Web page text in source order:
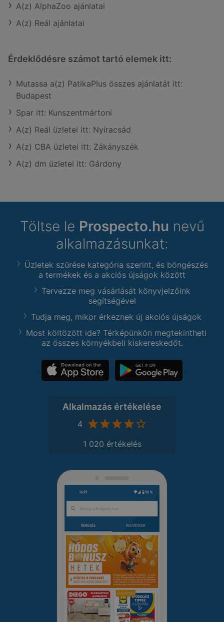
A(z) AlphaZoo ajánlatai
A(z) Reál ajánlatai
Érdeklődésre számot tartó elemek itt:
Mutassa a(z) PatikaPlus összes ajánlatát itt:
Budapest
Spar itt: Kunszentmártoni
A(z) Reál üzletei itt: Nyíracsád
A(z) CBA üzletei itt: Zákányszék
A(z) dm üzletei itt: Gárdony
Töltse le Prospecto.hu nevű
alkalmazásunkat:
Üzletek szűrése kategória szerint, és böngészés
a termékek és a akciós újságok között
Tervezze meg vásárlását könyvjelzőink
segítségével
Tudja meg, mikor érkeznek új akciós újságok
Most költözött ide? Térképünkön megtekintheti
az összes környékbeli kiskereskedőt.
Alkalmazás értékelése
4
1 020 értékelés